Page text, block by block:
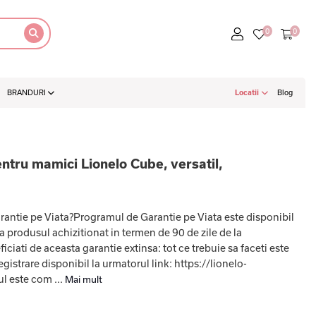
BRANDURI Locatii Blog
mamici Lionelo Cube, versatil,
pe Viata?Programul de Garantie pe Viata este disponibil
produsul achizitionat in termen de 90 de zile de la
de aceasta garantie extinsa: tot ce trebuie sa faceti este
disponibil la urmatorul link: https://lionelo-
este com ... Mai mult